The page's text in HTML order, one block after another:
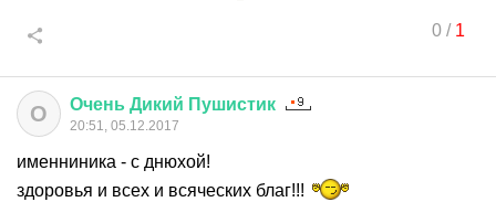
0/ 1
О Очень Дикий Пушистик
20:51, 05.12.2017
именниника - с днюхой!
здоровья и всех и всяческих благ!!!